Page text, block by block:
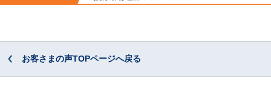
お客さまの声TOPページへ戻る